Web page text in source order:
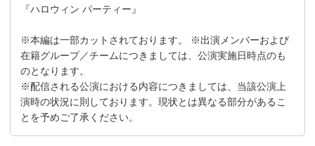
『ハロウィン パーティー』
※本編は一部カットされております。 ※出演メンバーおよび
在籍グループ／チームにつきましては、公演実施日時点のも
のとなります。
※配信される公演における内容につきましては、当該公演上
演時の状況に則しております。現状とは異なる部分があるこ
とを予めご了承ください。